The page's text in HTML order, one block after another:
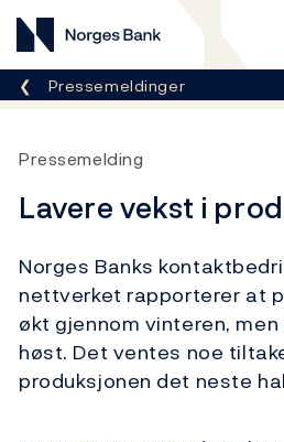
Norges Bank
Her er du nå:
Pressemeldinger
Pressemelding
Lavere vekst i
Norges Banks
nettverket rapporterer at
økt gjennom vinteren,
høst. Det ventes noe
produksjonen det neste